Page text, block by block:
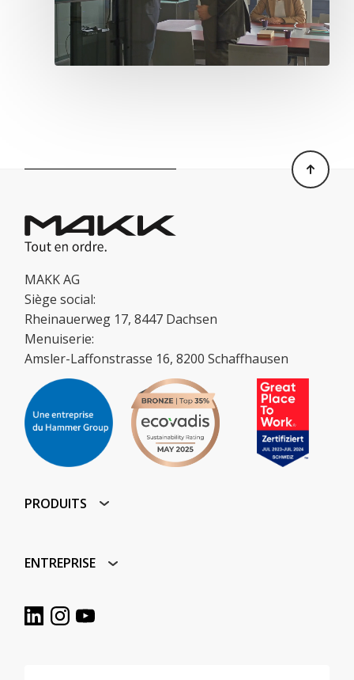
MAKK AG
Siège social:
Rheinauerweg 17, 8447 Dachsen
Menuiserie:
Amsler-Laffonstrasse 16, 8200 Schaffhausen
PRODUITS
ENTREPRISE